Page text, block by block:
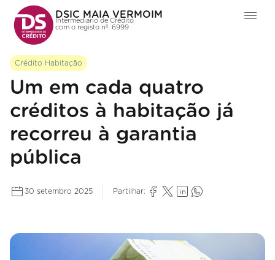
DSIC MAIA VERMOIM
Intermediário de Crédito
com o registo nº. 6999
Crédito Habitação
Um em cada quatro
créditos à habitação já
recorreu à garantia
pública
30 setembro 2025 Partilhar: